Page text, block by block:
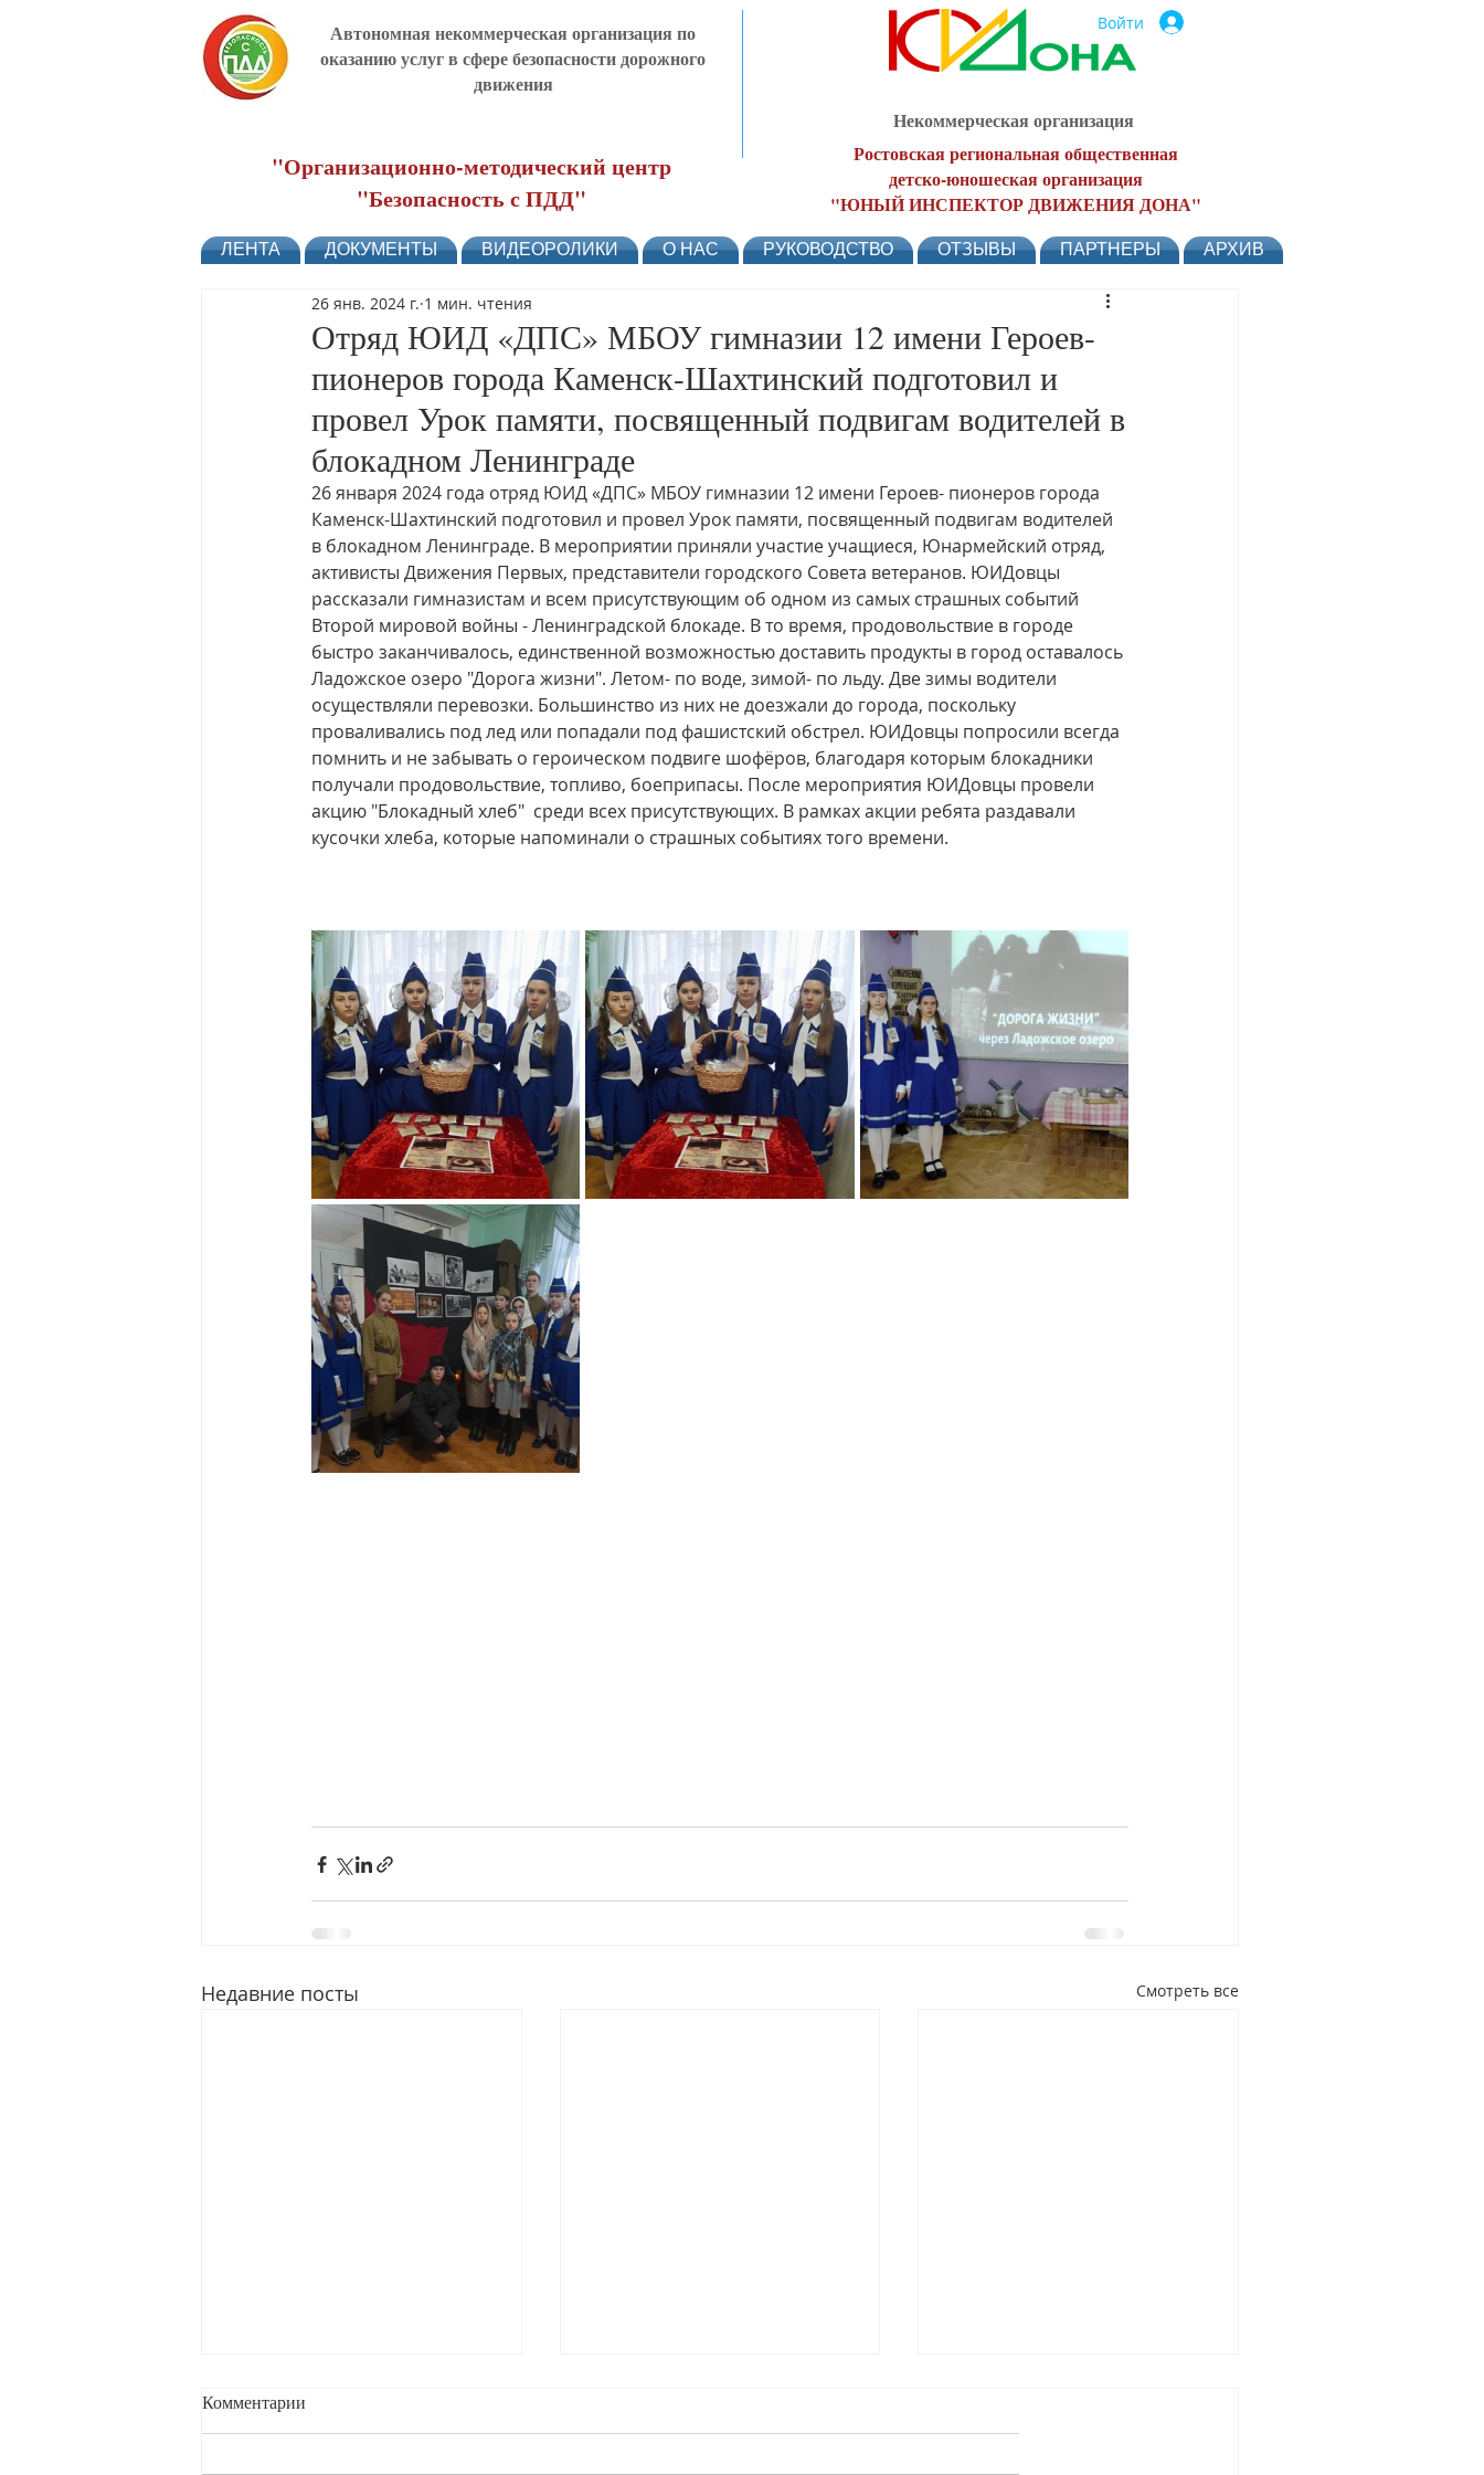
Автономная некоммерческая организация по
оказанию услуг в сфере безопасности дорожного
движения
"Организационно-методический центр
"Безопасность с ПДД"
Войти
Некоммерческая организация
Ростовская региональная общественная
детско-юношеская организация
"ЮНЫЙ ИНСПЕКТОР ДВИЖЕНИЯ ДОНА"
ЛЕНТА ДОКУМЕНТЫ ВИДЕОРОЛИКИ О НАС РУКОВОДСТВО ОТЗЫВЫ ПАРТНЕРЫ АРХИВ
Отряд ЮИД «ДПС» МБОУ гимназии 12 имени Героев-
пионеров города Каменск-Шахтинский подготовил и
провел Урок памяти, посвященный подвигам водителей в
блокадном Ленинграде
26 янв. 2024 г. 1 мин. чтения
26 января 2024 года отряд ЮИД «ДПС» МБОУ гимназии 12 имени Героев- пионеров города
Каменск-Шахтинский подготовил и провел Урок памяти, посвященный подвигам водителей
в блокадном Ленинграде. В мероприятии приняли участие учащиеся, Юнармейский отряд,
активисты Движения Первых, представители городского Совета ветеранов. ЮИДовцы
рассказали гимназистам и всем присутствующим об одном из самых страшных событий
Второй мировой войны - Ленинградской блокаде. В то время, продовольствие в городе
быстро заканчивалось, единственной возможностью доставить продукты в город оставалось
Ладожское озеро "Дорога жизни". Летом- по воде, зимой- по льду. Две зимы водители
осуществляли перевозки. Большинство из них не доезжали до города, поскольку
проваливались под лед или попадали под фашистский обстрел. ЮИДовцы попросили всегда
помнить и не забывать о героическом подвиге шофёров, благодаря которым блокадники
получали продовольствие, топливо, боеприпасы. После мероприятия ЮИДовцы провели
акцию "Блокадный хлеб"  среди всех присутствующих. В рамках акции ребята раздавали
кусочки хлеба, которые напоминали о страшных событиях того времени.
Недавние посты Смотреть все
Комментарии